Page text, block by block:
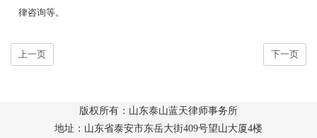
律咨询等。
上一页 下一页
版权所有：山东泰山蓝天律师事务所
地址：山东省泰安市东岳大街409号望山大厦4楼